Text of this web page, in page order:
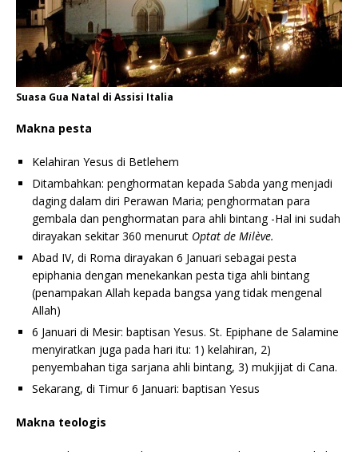
Suasa Gua Natal di Assisi Italia
Makna pesta
Kelahiran Yesus di Betlehem
Ditambahkan: penghormatan kepada Sabda yang menjadi
daging dalam diri Perawan Maria; penghormatan para
gembala dan penghormatan para ahli bintang -Hal ini sudah
dirayakan sekitar 360 menurut Optat de Milève.
Abad IV, di Roma dirayakan 6 Januari sebagai pesta
epiphania dengan menekankan pesta tiga ahli bintang
(penampakan Allah kepada bangsa yang tidak mengenal
Allah)
6 Januari di Mesir: baptisan Yesus. St. Epiphane de Salamine
menyiratkan juga pada hari itu: 1) kelahiran, 2)
penyembahan tiga sarjana ahli bintang, 3) mukjijat di Cana.
Sekarang, di Timur 6 Januari: baptisan Yesus
Makna teologis